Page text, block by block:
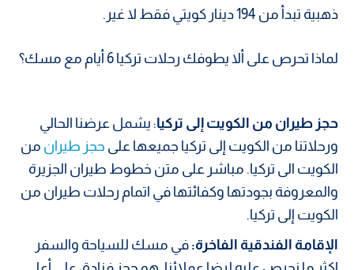
ذهبية تبدأ من 194 دينار كويتي فقط لا غير.
لماذا تحرص على ألا يطوفك رحلات تركيا 6 أيام مع مسك؟
حجز طيران من الكويت إلى تركيا: يشمل عرضنا الحالي
ورحلاتنا من الكويت إلى تركيا جميعها على حجز طيران من
الكويت الى تركيا. مباشر على متن خطوط طيران الجزيرة
والمعروفة بجودتها وكفائتها في اتمام رحلات طيران من
الكويت إلى تركيا.
الإقامة الفندقية الفاخرة: في مسك للسياحة والسفر